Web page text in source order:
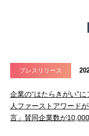
プレスリリース
企業の“はたらきがい”
人ファーストアワード
言」賛同企業数が